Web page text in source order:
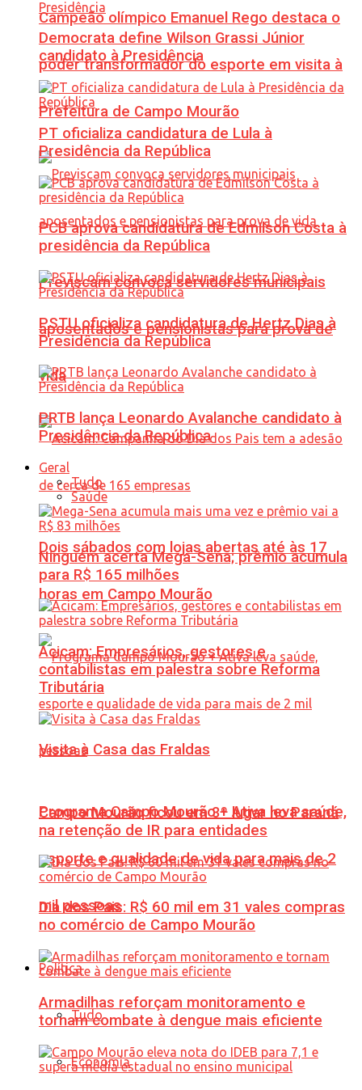
Campeão olímpico Emanuel Rego destaca o
poder transformador do esporte em visita à
Prefeitura de Campo Mourão
Previscam convoca servidores municipais
aposentados e pensionistas para prova de
vida
Dois sábados com lojas abertas até às 17
horas em Campo Mourão
Programa Campo Mourão + Ativa leva saúde,
esporte e qualidade de vida para mais de 2
mil pessoas
Política
Tudo
Economia
Democrata define Wilson Grassi Júnior
candidato à Presidência
PT oficializa candidatura de Lula à
Presidência da República
PCB aprova candidatura de Edmilson Costa à
presidência da República
PSTU oficializa candidatura de Hertz Dias à
Presidência da República
PRTB lança Leonardo Avalanche candidato à
Presidência da República
Geral
Tudo
Saúde
Ninguém acerta Mega-Sena; prêmio acumula
para R$ 165 milhões
Acicam: Empresários, gestores e
contabilistas em palestra sobre Reforma
Tributária
Visita à Casa das Fraldas
Campo Mourão ficou em 3º lugar no Paraná
na retenção de IR para entidades
Dia dos Pais: R$ 60 mil em 31 vales compras
no comércio de Campo Mourão
Armadilhas reforçam monitoramento e
tornam combate à dengue mais eficiente